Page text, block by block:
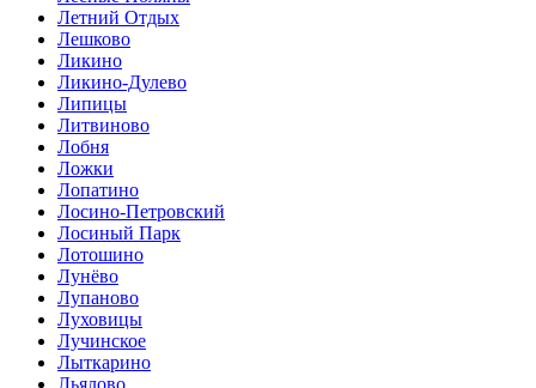
Летний Отдых
Лешково
Ликино
Ликино-Дулево
Липицы
Литвиново
Лобня
Ложки
Лопатино
Лосино-Петровский
Лосиный Парк
Лотошино
Лунёво
Лупаново
Луховицы
Лучинское
Лыткарино